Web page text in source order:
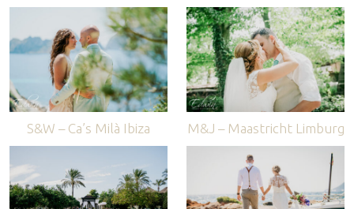
S&W – Ca’s Milà Ibiza M&J – Maastricht Limburg